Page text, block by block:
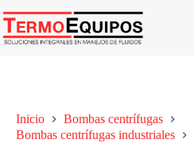
Inicio
Bombas centrífugas
Bombas centrífugas industriales